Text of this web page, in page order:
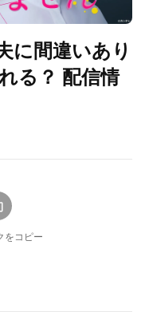
に間違いあり
る？ 配信情
をコピー